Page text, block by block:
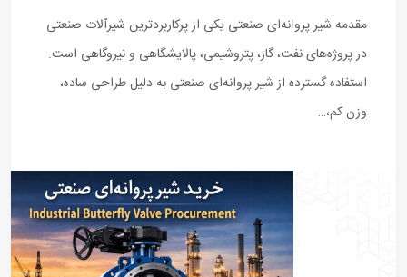
مقدمه شیر پروانه‌ای صنعتی یکی از پرکاربردترین شیرآلات صنعتی
در پروژه‌های نفت، گاز، پتروشیمی، پالایشگاهی و نیروگاهی است.
استفاده گسترده از شیر پروانه‌ای صنعتی به دلیل طراحی ساده،
وزن کم،…